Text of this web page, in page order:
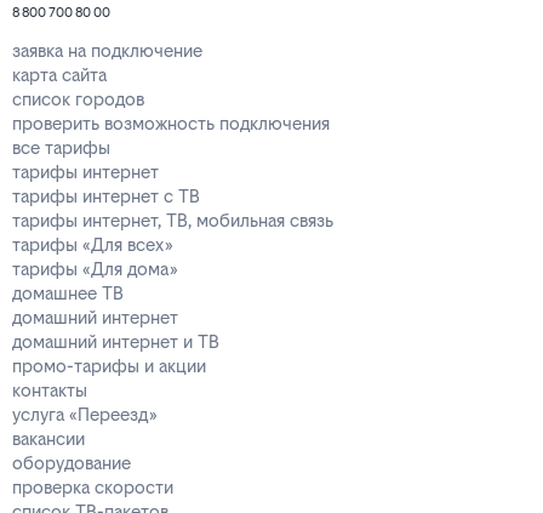
8 800 700 80 00
заявка на подключение
карта сайта
список городов
проверить возможность подключения
все тарифы
тарифы интернет
тарифы интернет с ТВ
тарифы интернет, ТВ, мобильная связь
тарифы «Для всех»
тарифы «Для дома»
домашнее ТВ
домашний интернет
домашний интернет и ТВ
промо-тарифы и акции
контакты
услуга «Переезд»
вакансии
оборудование
проверка скорости